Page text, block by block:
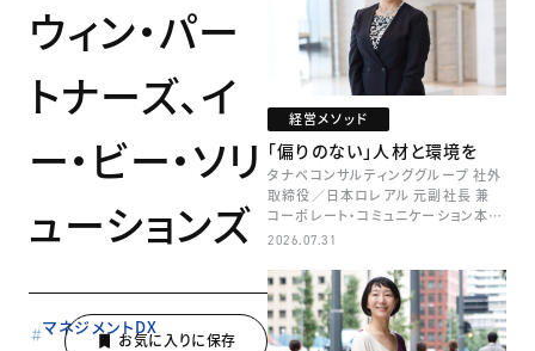
ウィン・パー
トナーズ、イ
ー・ビー・ソリ
ューションズ
マネジメントDX
経営メソッド
「偏りのない」人材と環境を
タナベコンサルティンググループ 社外
取締役／日本ロレアル 元副社長 兼
コーポレート・コミュニケーション本部
本部長／キャリアコンサルタント 井村
2026.07.31